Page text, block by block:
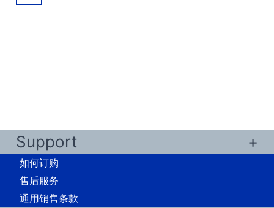
Support
如何订购
售后服务
通用销售条款